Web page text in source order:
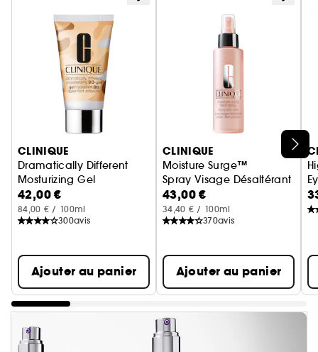
Ignorer le carrousel produits
CLINIQUE
Dramatically Different
Mosturizing Gel
BB Gel Hydratant
42,00 €
84,00 € / 100ml
300avis
Ajouter au panier
CLINIQUE
Moisture Surge™
Spray Visage Désaltérant -
43,00 €
34,40 € / 100ml
370avis
Ajouter au panier